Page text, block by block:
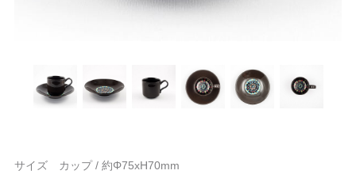
サイズ カップ / 約Φ75xH70mm